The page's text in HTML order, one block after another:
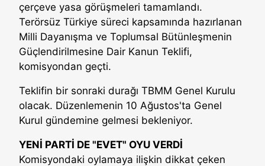
çerçeve yasa görüşmeleri tamamlandı.
Terörsüz Türkiye süreci kapsamında hazırlanan
Milli Dayanışma ve Toplumsal Bütünleşmenin
Güçlendirilmesine Dair Kanun Teklifi,
komisyondan geçti.
Teklifin bir sonraki durağı TBMM Genel Kurulu
olacak. Düzenlemenin 10 Ağustos'ta Genel
Kurul gündemine gelmesi bekleniyor.
YENİ PARTİ DE "EVET" OYU VERDİ
Komisyondaki oylamaya ilişkin dikkat çeken